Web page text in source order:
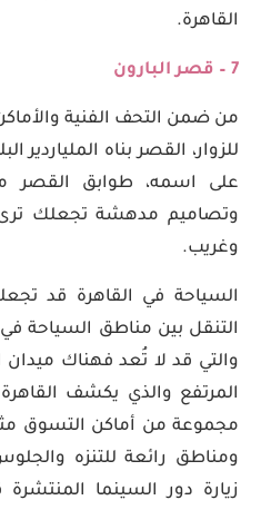
القاهرة.
7 – قصر البارون
من ضمن التحف الفنية
للزوار، القصر بناه
على اسمه، طوابق القصر
وتصاميم مدهشة تجعلك ترى
وغريب.
السياحة في القاهرة قد
التنقل بين مناطق السياحة
والتي قد لا تُعد فهناك ميدان
المرتفع والذي يكشف
مجموعة من أماكن التسوق
ومناطق رائعة للتنزه
زيارة دور السينما